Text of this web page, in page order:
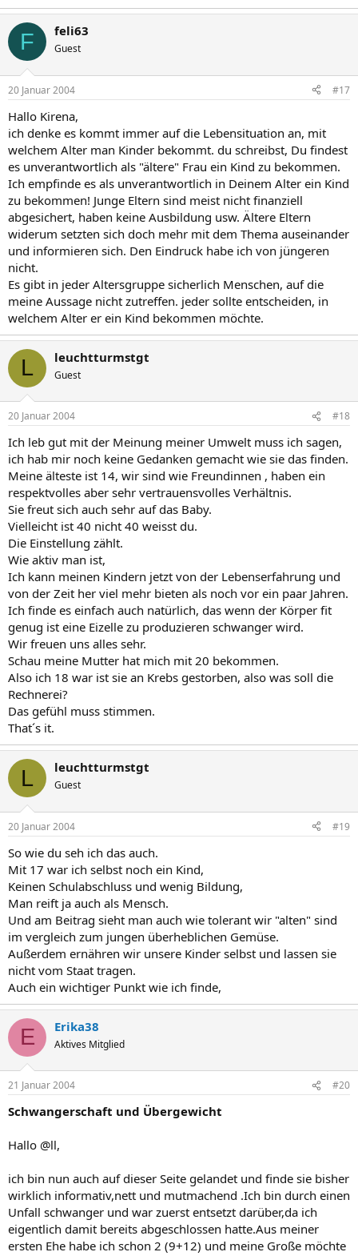
F feli63
Guest
20 Januar 2004 #17
Hallo Kirena,
ich denke es kommt immer auf die Lebensituation an, mit
welchem Alter man Kinder bekommt. du schreibst, Du findest
es unverantwortlich als "ältere" Frau ein Kind zu bekommen.
Ich empfinde es als unverantwortlich in Deinem Alter ein Kind
zu bekommen! Junge Eltern sind meist nicht finanziell
abgesichert, haben keine Ausbildung usw. Ältere Eltern
widerum setzten sich doch mehr mit dem Thema auseinander
und informieren sich. Den Eindruck habe ich von jüngeren
nicht.
Es gibt in jeder Altersgruppe sicherlich Menschen, auf die
meine Aussage nicht zutreffen. jeder sollte entscheiden, in
welchem Alter er ein Kind bekommen möchte.
L leuchtturmstgt
Guest
20 Januar 2004 #18
Ich leb gut mit der Meinung meiner Umwelt muss ich sagen,
ich hab mir noch keine Gedanken gemacht wie sie das finden.
Meine älteste ist 14, wir sind wie Freundinnen , haben ein
respektvolles aber sehr vertrauensvolles Verhältnis.
Sie freut sich auch sehr auf das Baby.
Vielleicht ist 40 nicht 40 weisst du.
Die Einstellung zählt.
Wie aktiv man ist,
Ich kann meinen Kindern jetzt von der Lebenserfahrung und
von der Zeit her viel mehr bieten als noch vor ein paar Jahren.
Ich finde es einfach auch natürlich, das wenn der Körper fit
genug ist eine Eizelle zu produzieren schwanger wird.
Wir freuen uns alles sehr.
Schau meine Mutter hat mich mit 20 bekommen.
Also ich 18 war ist sie an Krebs gestorben, also was soll die
Rechnerei?
Das gefühl muss stimmen.
That´s it.
L leuchtturmstgt
Guest
20 Januar 2004 #19
So wie du seh ich das auch.
Mit 17 war ich selbst noch ein Kind,
Keinen Schulabschluss und wenig Bildung,
Man reift ja auch als Mensch.
Und am Beitrag sieht man auch wie tolerant wir "alten" sind
im vergleich zum jungen überheblichen Gemüse.
Außerdem ernähren wir unsere Kinder selbst und lassen sie
nicht vom Staat tragen.
Auch ein wichtiger Punkt wie ich finde,
E Erika38
Aktives Mitglied
21 Januar 2004 #20
Schwangerschaft und Übergewicht
Hallo @ll,
ich bin nun auch auf dieser Seite gelandet und finde sie bisher
wirklich informativ,nett und mutmachend .Ich bin durch einen
Unfall schwanger und war zuerst entsetzt darüber,da ich
eigentlich damit bereits abgeschlossen hatte.Aus meiner
ersten Ehe habe ich schon 2 (9+12) und meine Große möchte